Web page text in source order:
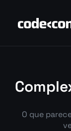
O que